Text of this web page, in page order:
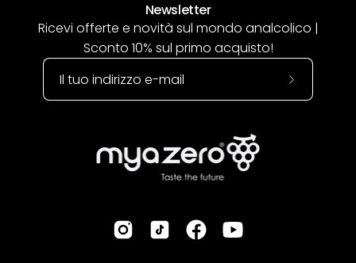
Newsletter
Ricevi offerte e novità sul mondo analcolico |
Sconto 10% sul primo acquisto!
Iscriviti